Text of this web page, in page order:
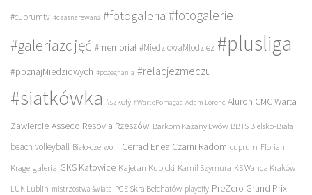
#cuprumtv #czasnarewanż #fotogaleria #fotogalerie
#galeriazdjęć #memoriał #MiedziowaMlodziez #plusliga
#poznajMiedziowych #pożegnania #relacjezmeczu
#siatkówka #szkoły #WartoPomagac Adam Lorenc Aluron CMC Warta
Zawiercie Asseco Resovia Rzeszów Barkom Każany Lwów BBTS Bielsko-Biała
beach volleyball Biało-czerwoni Cerrad Enea Czarni Radom cuprum Florian
Krage galeria GKS Katowice Kajetan Kubicki Kamil Szymura KS Wanda Kraków
LUK Lublin mistrzostwa świata PGE Skra Bełchatów playoffy PreZero Grand Prix